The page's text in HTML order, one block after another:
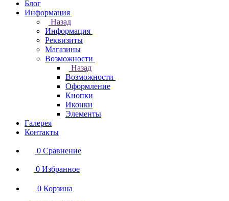
Блог
Информация
Назад
Информация
Реквизиты
Магазины
Возможности
Назад
Возможности
Оформление
Кнопки
Иконки
Элементы
Галерея
Контакты
0 Сравнение
0 Избранное
0 Корзина